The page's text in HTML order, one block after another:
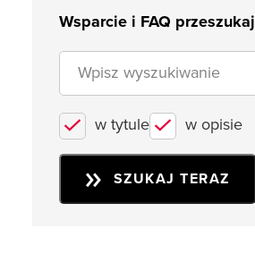
Wsparcie i FAQ przeszukaj
w tytule w opisie
SZUKAJ TERAZ